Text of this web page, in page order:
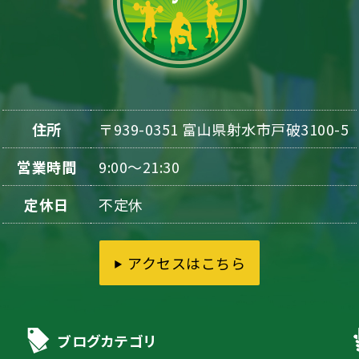
住所
〒939-0351 富山県射水市戸破3100-5
営業時間
9:00〜21:30
定休日
不定休
アクセスはこちら
ブログカテゴリ